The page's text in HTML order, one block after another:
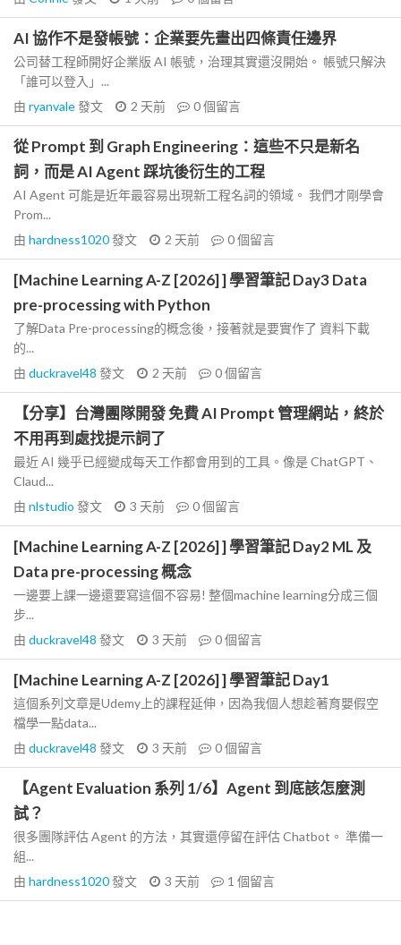
AI 協作不是發帳號：企業要先畫出四條責任邊界
公司替工程師開好企業版 AI 帳號，治理其實還沒開始。 帳號只解決
「誰可以登入」...
由 ryanvale發文 2 天前 0個留言
從 Prompt 到 Graph Engineering：這些不只是新名
詞，而是 AI Agent 踩坑後衍生的工程
AI Agent 可能是近年最容易出現新工程名詞的領域。 我們才剛學會
Prom...
由 hardness1020發文 2 天前 0個留言
[Machine Learning A-Z [2026] ] 學習筆記 Day3 Data
pre-processing with Python
了解Data Pre-processing的概念後，接著就是要實作了 資料下載
的...
由 duckravel48 發文 2 天前 0個留言
【分享】台灣團隊開發 免費 AI Prompt 管理網站，終於
不用再到處找提示詞了
最近 AI 幾乎已經變成每天工作都會用到的工具。像是 ChatGPT、
Claud...
由 nlstudio 發文 3 天前 0個留言
[Machine Learning A-Z [2026] ] 學習筆記 Day2 ML 及
Data pre-processing 概念
一邊要上課一邊還要寫這個不容易! 整個machine learning分成三個
步...
由 duckravel48 發文 3 天前 0個留言
[Machine Learning A-Z [2026] ] 學習筆記 Day1
這個系列文章是Udemy上的課程延伸，因為我個人想趁著育嬰假空
檔學一點data...
由 duckravel48 發文 3 天前 0個留言
【Agent Evaluation 系列 1/6】Agent 到底該怎麼測
試？
很多團隊評估 Agent 的方法，其實還停留在評估 Chatbot。 準備一
組...
由 hardness1020發文 3 天前 1 個留言